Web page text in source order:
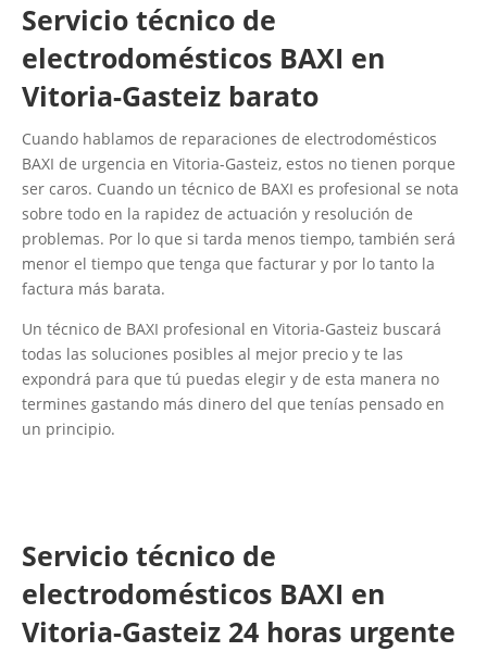
Servicio técnico de
electrodomésticos BAXI en
Vitoria-Gasteiz barato
Cuando hablamos de reparaciones de electrodomésticos
BAXI de urgencia en Vitoria-Gasteiz, estos no tienen porque
ser caros. Cuando un técnico de BAXI es profesional se nota
sobre todo en la rapidez de actuación y resolución de
problemas. Por lo que si tarda menos tiempo, también será
menor el tiempo que tenga que facturar y por lo tanto la
factura más barata.
Un técnico de BAXI profesional en Vitoria-Gasteiz buscará
todas las soluciones posibles al mejor precio y te las
expondrá para que tú puedas elegir y de esta manera no
termines gastando más dinero del que tenías pensado en
un principio.
Servicio técnico de
electrodomésticos BAXI en
Vitoria-Gasteiz 24 horas urgente